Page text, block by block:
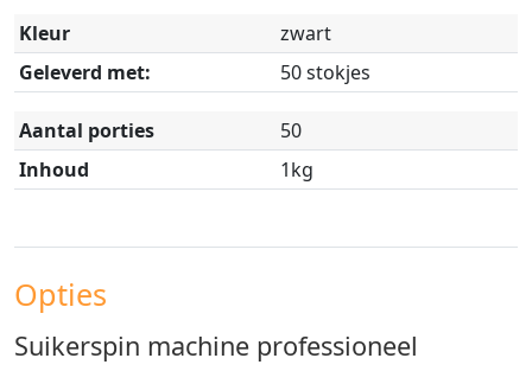
Kleur
zwart
Geleverd met:
50 stokjes
Aantal porties
50
Inhoud
1kg
Opties
Suikerspin machine professioneel